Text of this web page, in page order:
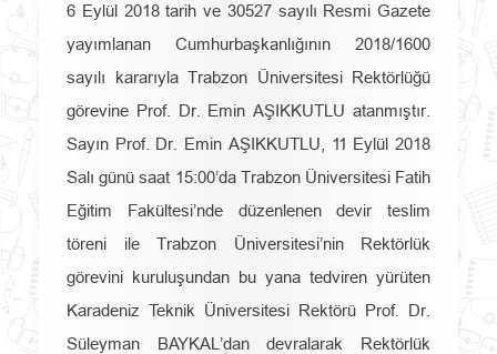
6 Eylül 2018 tarih ve 30527 sayılı Resmi Gazete
yayımlanan Cumhurbaşkanlığının 2018/1600
sayılı kararıyla Trabzon Üniversitesi Rektörlüğü
görevine Prof. Dr. Emin AŞIKKUTLU atanmıştır.
Sayın Prof. Dr. Emin AŞIKKUTLU, 11 Eylül 2018
Salı günü saat 15:00’da Trabzon Üniversitesi Fatih
Eğitim Fakültesi’nde düzenlenen devir teslim
töreni ile Trabzon Üniversitesi’nin Rektörlük
görevini kuruluşundan bu yana tedviren yürüten
Karadeniz Teknik Üniversitesi Rektörü Prof. Dr.
Süleyman BAYKAL’dan devralarak Rektörlük